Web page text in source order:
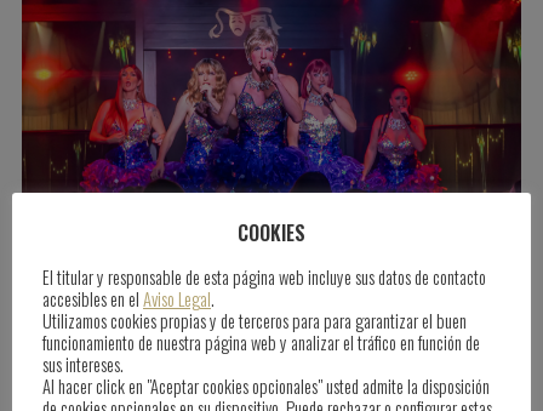
MHT- BERÜHMTE “ COMEDY
DRAG DINNER SHOW”
COOKIES
El titular y responsable de esta página web incluye sus datos de contacto
accesibles en elAviso Legal.
Utilizamos cookies propias y de terceros para para garantizar el buen
funcionamiento de nuestra página web y analizar el tráfico en función de
sus intereses.
Al hacer click en "Aceptar cookies opcionales" usted admite la disposición